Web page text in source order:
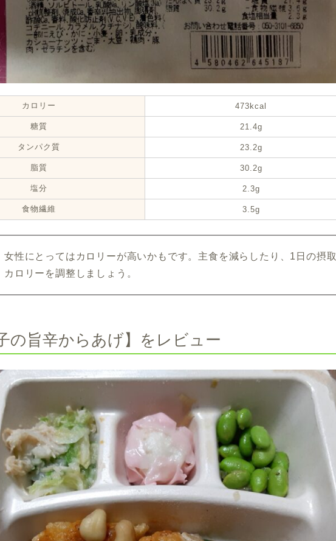
カロリー 473kcal
糖質 21.4g
タンパク質 23.2g
脂質 30.2g
塩分 2.3g
食物繊維 3.5g
女性にとってはカロリーが高いかもです。主食を減らしたり、1日の摂取
カロリーを調整しましょう。
の旨辛からあげ】をレビュー